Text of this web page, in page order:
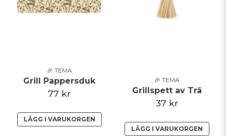
🎉 TEMA
Grill Pappersduk
77 kr
LÄGG I VARUKORGEN
🎉 TEMA
Grillspett av Trä
37 kr
LÄGG I VARUKORGEN